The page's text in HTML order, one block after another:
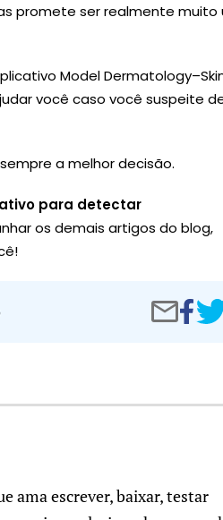
promete ser realmente muito
Model
você caso você suspeite
a melhor decisão.
para detectar
os demais artigos do blog,
por no para
ama escrever, baixar, testar